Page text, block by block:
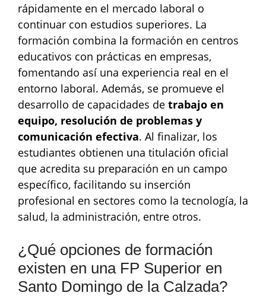
rápidamente en el mercado laboral o
continuar con estudios superiores. La
formación combina la formación en centros
educativos con prácticas en empresas,
fomentando así una experiencia real en el
entorno laboral. Además, se promueve el
desarrollo de capacidades de trabajo en
equipo, resolución de problemas y
comunicación efectiva. Al finalizar, los
estudiantes obtienen una titulación oficial
que acredita su preparación en un campo
específico, facilitando su inserción
profesional en sectores como la tecnología, la
salud, la administración, entre otros.
¿Qué opciones de formación
existen en una FP Superior en
Santo Domingo de la Calzada?